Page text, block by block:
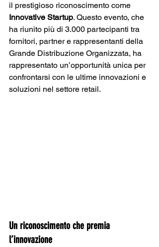
il prestigioso riconoscimento come
Innovative Startup. Questo evento, che
ha riunito più di 3.000 partecipanti tra
fornitori, partner e rappresentanti della
Grande Distribuzione Organizzata, ha
rappresentato un’opportunità unica per
confrontarsi con le ultime innovazioni e
soluzioni nel settore retail​.
Un riconoscimento che premia
l’innovazione